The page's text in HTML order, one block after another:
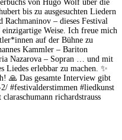
von Hugo Wolf über die
bis zu ausgesuchten Liedern
Rachmaninov – dieses Festival
Weise. Ich freue mich
auf der Bühne zu
Kammler – Bariton
Nazarova – Sopran … und mit
Liedes erlebbar zu machen. ✨
🙏 Das gesamte Interview gibt
#festivalderstimmen #liedkunst
richardstrauss